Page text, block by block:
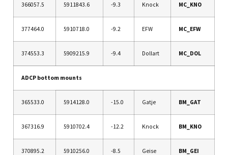
366057.5 5911843.6 -9.3 Knock MC_KNO
377464.0 5910718.0 -9.2 EFW MC_EFW
374553.3 5909215.9 -9.4 Dollart MC_DOL
ADCP bottom mounts
365533.0 5914128.0 -15.0 Gatje BM_GAT
367316.9 5910702.4 -12.2 Knock BM_KNO
370895.2 5910256.0 -8.5 Geise BM_GEI